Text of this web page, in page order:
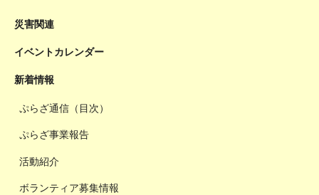
災害関連
イベントカレンダー
新着情報
ぷらざ通信（目次）
ぷらざ事業報告
活動紹介
ボランティア募集情報